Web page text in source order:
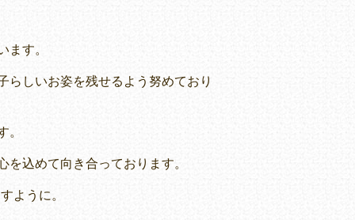
す。
しいお姿を残せるよう努めており
込めて向き合っております。
ように。